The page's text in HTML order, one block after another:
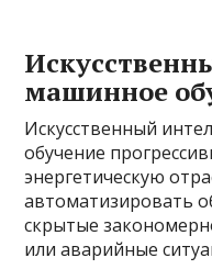
машинное
Искусственный
обучение
энергетическую
автоматизировать
скрытые
или аварийные